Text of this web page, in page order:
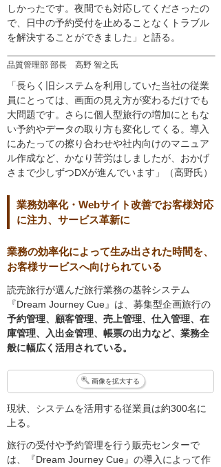
品質管理部 部長 高野 智之氏
しかったです。夜間でも対応してくださったの
で、日中の予約受付を止めることなくトラブル
を解決することができました」と語る。
「長らく旧システムを利用していた当社の従業
員にとっては、画面の見え方が変わるだけでも
大問題です。さらに個人型旅行の増加にともな
い予約やデータの取り方も変化してくる。導入
にあたっての擦り合わせや社内向けのマニュア
ル作成など、かなり苦労はしましたが、おかげ
さまで少しずつDXが進んでいます」（高野氏）
業務効率化・Webサイト改善でお客様対応
に注力、サービス革新に
業務の効率化によって生み出された時間を、
お客様サービスへ向けられている
読売旅行が選んだ旅行業務の基幹システム
『Dream Journey Cue』は、募集型企画旅行の
予約管理、顧客管理、売上管理、仕入管理、在
庫管理、入出金管理、帳票の出力など、業務全
般に幅広く活用されている。
画像を拡大する
現状、システムを活用する従業員は約300名に
上る。
旅行の受付や予約管理を行う販売センターで
は、『Dream Journey Cue』の導入によって作